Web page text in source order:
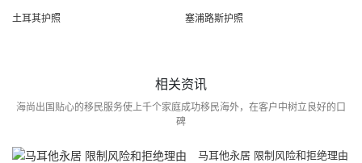
土耳其护照 塞浦路斯护照
相关资讯
海尚出国贴心的移民服务使上千个家庭成功移民海外，在客户中树立良好的口
碑
马耳他永居 限制风险和拒绝理由